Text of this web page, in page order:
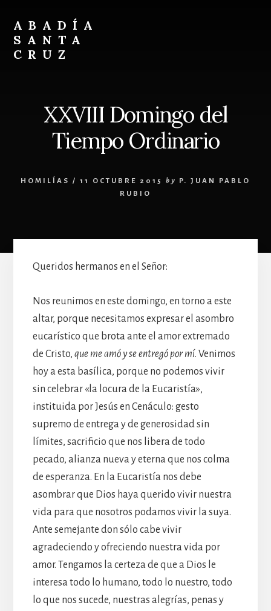
content
footer
ABADÍA
SANTA
CRUZ
XXVIII Domingo del
Tiempo Ordinario
HOMILÍAS / 11 OCTUBRE 2015 by
P. JUAN PABLO
RUBIO
Queridos hermanos en el Señor:
Nos reunimos en este domingo, en torno a este
altar, porque necesitamos expresar el asombro
eucarístico que brota ante el amor extremado
de Cristo, que me amó y se entregó por mí. Venimos
hoy a esta basílica, porque no podemos vivir
sin celebrar «la locura de la Eucaristía»,
instituida por Jesús en Cenáculo: gesto
supremo de entrega y de generosidad sin
límites, sacrificio que nos libera de todo
pecado, alianza nueva y eterna que nos colma
de esperanza. En la Eucaristía nos debe
asombrar que Dios haya querido vivir nuestra
vida para que nosotros podamos vivir la suya.
Ante semejante don sólo cabe vivir
agradeciendo y ofreciendo nuestra vida por
amor. Tengamos la certeza de que a Dios le
interesa todo lo humano, todo lo nuestro, todo
lo que nos sucede, nuestras alegrías, penas y